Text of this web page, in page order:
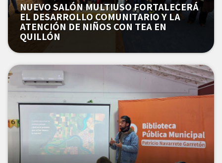
NUEVO SALÓN MULTIUSO FORTALECERÁ
EL DESARROLLO COMUNITARIO Y LA
ATENCIÓN DE NIÑOS CON TEA EN
QUILLÓN